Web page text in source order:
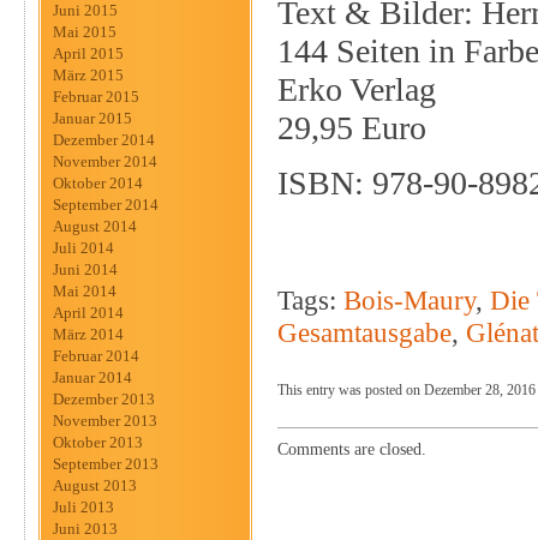
Juni 2015
Mai 2015
April 2015
März 2015
Februar 2015
Januar 2015
Dezember 2014
November 2014
Oktober 2014
September 2014
August 2014
Juli 2014
Juni 2014
Mai 2014
April 2014
März 2014
Februar 2014
Januar 2014
Dezember 2013
November 2013
Oktober 2013
September 2013
August 2013
Juli 2013
Juni 2013
Text & Bilder:
144 Seiten in
Erko Verlag
29,95 Euro
ISBN: 978-90-
Tags: Bois-Maury, Die
Gesamtausgabe, Glénat
This entry was posted on Dezember 28,
Comments are closed.